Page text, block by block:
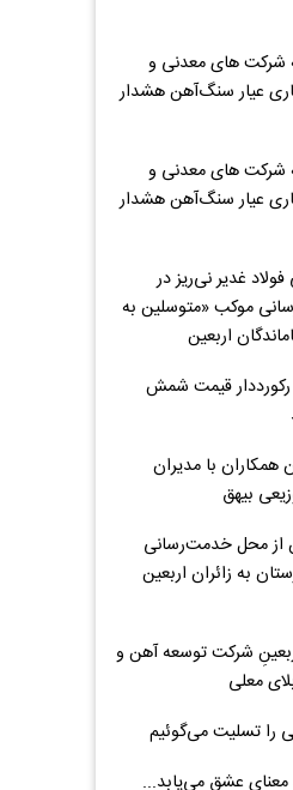
شرکت های معدنی و
عیار سنگ‌آهن هشدار
شرکت های معدنی و
عیار سنگ‌آهن هشدار
غدیر نی‌ریز در
موکب «متوسلین به
اربعین
قیمت شمش
همکاران با مدیران
بیهق
از محل خدمت‌رسانی
به زائران اربعین
شرکت توسعه آهن و
معلی
را تسلیت می‌گوئیم
عشق می‌یابد...